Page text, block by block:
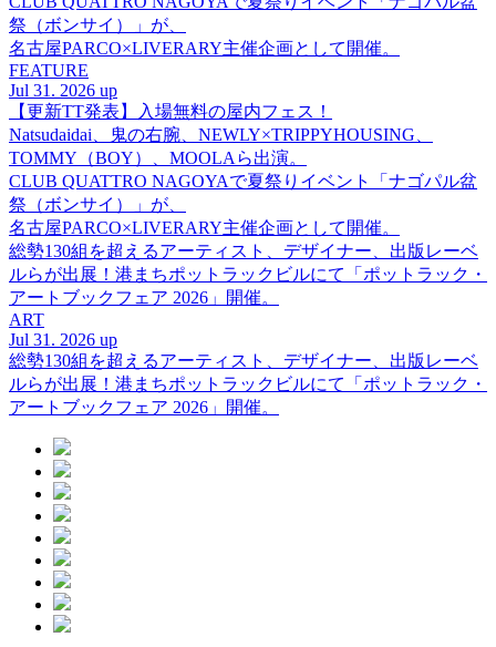
祭（ボンサイ）」が、
名古屋PARCO×LIVERARY主催企画として開催。
FEATURE
Jul 31. 2026 up
【更新TT発表】入場無料の屋内フェス！
Natsudaidai、鬼の右腕、NEWLY×TRIPPYHOUSING、
TOMMY（BOY）、MOOLAら出演。
CLUB QUATTRO NAGOYAで夏祭りイベント「ナゴパル盆
祭（ボンサイ）」が、
名古屋PARCO×LIVERARY主催企画として開催。
総勢130組を超えるアーティスト、デザイナー、出版レーベ
ルらが出展！港まちポットラックビルにて「ポットラック・
アートブックフェア 2026」開催。
ART
Jul 31. 2026 up
総勢130組を超えるアーティスト、デザイナー、出版レーベ
ルらが出展！港まちポットラックビルにて「ポットラック・
アートブックフェア 2026」開催。